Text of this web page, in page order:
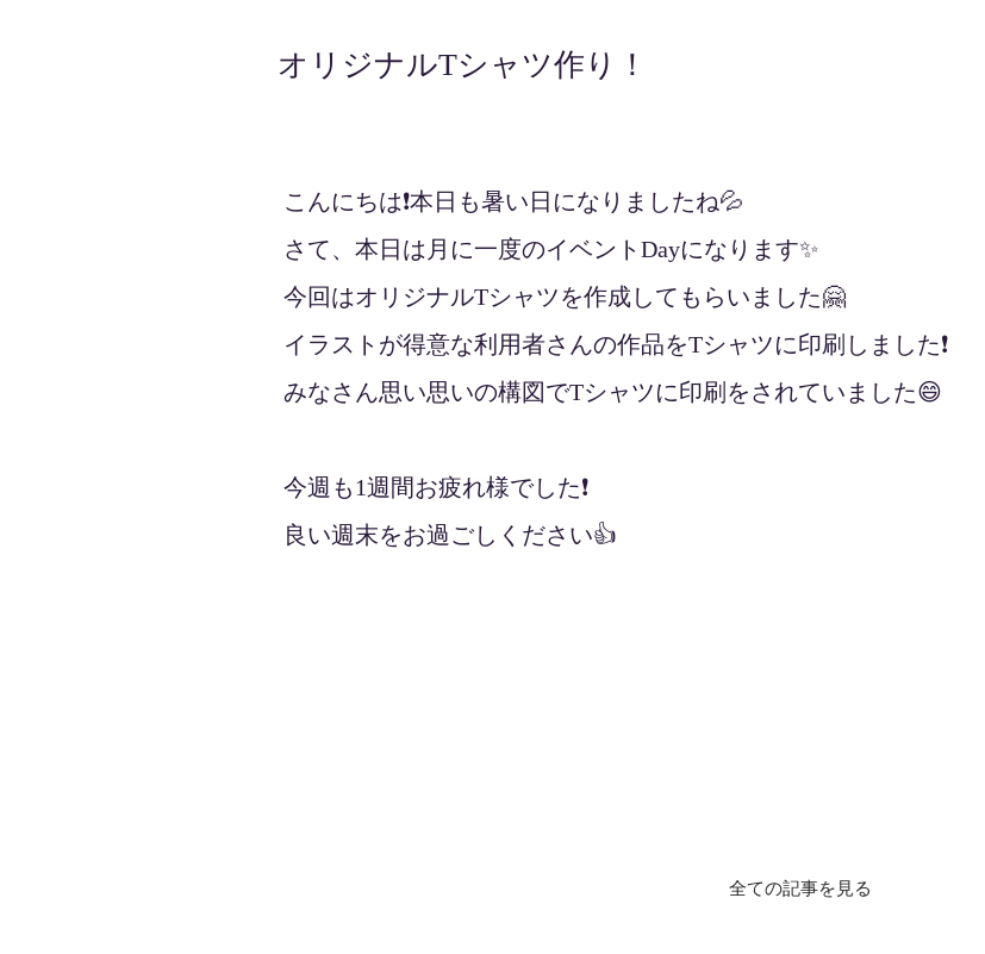
オリジナルTシャツ作り！
こんにちは❗️本日も暑い日になりましたね💦
さて、本日は月に一度のイベントDayになります✨
今回はオリジナルTシャツを作成してもらいました🤗
イラストが得意な利用者さんの作品をTシャツに印刷しました❗️
みなさん思い思いの構図でTシャツに印刷をされていました😄
今週も1週間お疲れ様でした❗️
良い週末をお過ごしください👍
全ての記事を見る